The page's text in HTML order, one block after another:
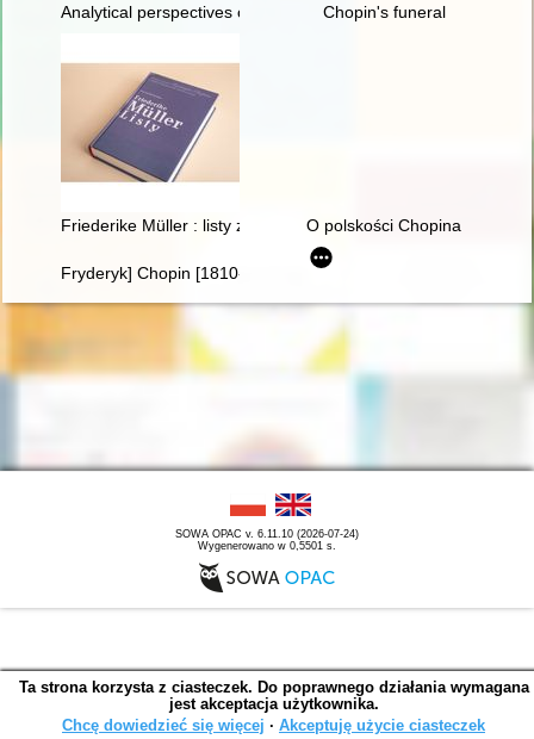
Analytical perspectives on the music of Chopin
Chopin's funeral
Friederike Müller : listy z Paryża 1839-1845 : nauczanie i
O polskości Chopina
Fryderyk] Chopin [1810-1849]. Życie i droga twórcza
SOWA OPAC v. 6.11.10 (2026-07-24)
Wygenerowano w 0,5501 s.
Ta strona korzysta z ciasteczek. Do poprawnego działania wymagana
jest akceptacja użytkownika.
Chcę dowiedzieć się więcej ∙ Akceptuję użycie ciasteczek